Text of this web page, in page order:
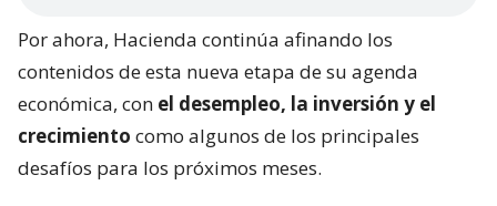
Por ahora, Hacienda continúa afinando los
contenidos de esta nueva etapa de su agenda
económica, con el desempleo, la inversión y el
crecimiento como algunos de los principales
desafíos para los próximos meses.